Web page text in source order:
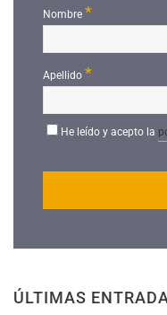
Nombre *
Apellido *
He leído y acepto la
ÚLTIMAS